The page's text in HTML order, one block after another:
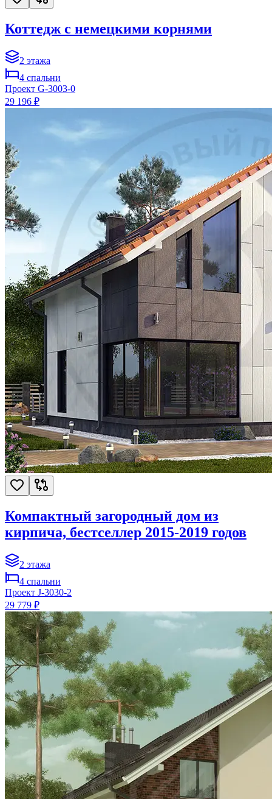
Коттедж с немецкими корнями
2 этажа
4 спальни
Проект G-3003-0
29 196 ₽
Компактный загородный дом из
кирпича, бестселлер 2015-2019 годов
2 этажа
4 спальни
Проект J-3030-2
29 779 ₽